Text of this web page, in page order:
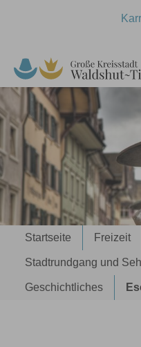
Sie sind hier:
Startseite Freizeit
Stadtrundgang und
Geschichtliches